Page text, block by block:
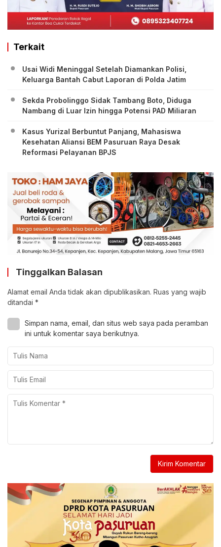
Terkait
Usai Widi Meninggal Setelah Diamankan Polisi,
Keluarga Bantah Cabut Laporan di Polda Jatim
Sekda Probolinggo Sidak Tambang Boto, Diduga
Nambang di Luar Izin hingga Potensi PAD Miliaran
Kasus Yurizal Berbuntut Panjang, Mahasiswa
Kesehatan Aliansi BEM Pasuruan Raya Desak
Reformasi Pelayanan BPJS
Tinggalkan Balasan
Alamat email Anda tidak akan dipublikasikan. Ruas yang wajib
ditandai *
Simpan nama, email, dan situs web saya pada peramban
ini untuk komentar saya berikutnya.